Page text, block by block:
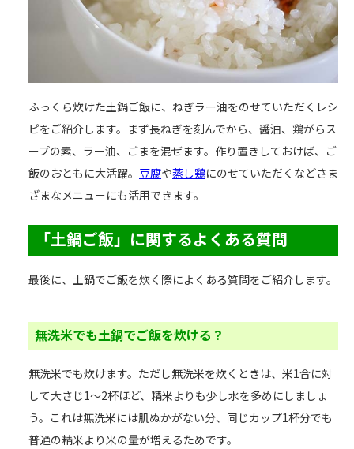
ふっくら炊けた土鍋ご飯に、ねぎラー油をのせていただくレシ
ピをご紹介します。まず長ねぎを刻んでから、醤油、鶏がらス
ープの素、ラー油、ごまを混ぜます。作り置きしておけば、ご
飯のおともに大活躍。 豆腐や蒸し鶏にのせていただくなどさま
ざまなメニューにも活用できます。
「土鍋ご飯」に関するよくある質問
最後に、土鍋でご飯を炊く際によくある質問をご紹介します。
無洗米でも土鍋でご飯を炊ける？
無洗米でも炊けます。ただし無洗米を炊くときは、米1合に対
して大さじ1～2杯ほど、精米よりも少し水を多めにしましょ
う。これは無洗米には肌ぬかがない分、同じカップ1杯分でも
普通の精米より米の量が増えるためです。